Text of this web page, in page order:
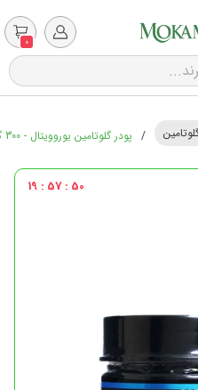
0
/ پودر گلوتامین یوروویتال - 300 گرم
19 : 57 : 49